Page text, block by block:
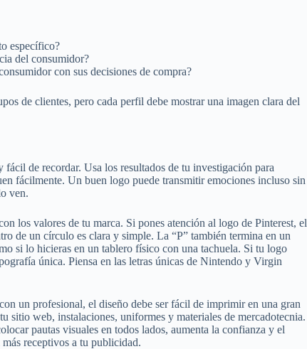
específico?
del consumidor?
con sus decisiones de compra?
de clientes, pero cada perfil debe mostrar una imagen clara del
de recordar. Usa los resultados de tu investigación para
fácilmente. Un buen logo puede transmitir emociones incluso sin
ven.
los valores de tu marca. Si pones atención al logo de Pinterest, el
de un círculo es clara y simple. La “P” también termina en un
si lo hicieras en un tablero físico con una tachuela. Si tu logo
única. Piensa en las letras únicas de Nintendo y Virgin
un profesional, el diseño debe ser fácil de imprimir en una gran
sitio web, instalaciones, uniformes y materiales de mercadotecnia.
pautas visuales en todos lados, aumenta la confianza y el
receptivos a tu publicidad.